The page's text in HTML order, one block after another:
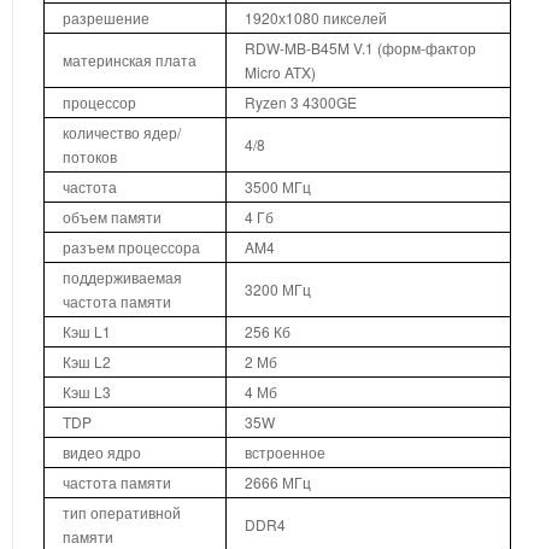
разрешение
1920х1080 пикселей
материнская плата
RDW-MB-B45M V.1 (форм-фактор
Micro ATX)
процессор
Ryzen 3 4300GE
количество ядер/
потоков
4/8
частота
3500 МГц
объем памяти
4 Гб
разъем процессора
AM4
поддерживаемая
частота памяти
3200 МГц
Кэш L1
256 Кб
Кэш L2
2 Мб
Кэш L3
4 Мб
TDP
35W
видео ядро
встроенное
частота памяти
2666 МГц
тип оперативной
памяти
DDR4